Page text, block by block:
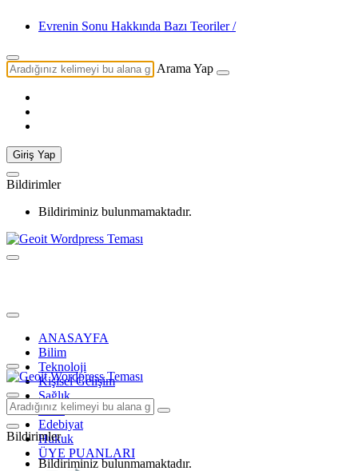
Evrenin Sonu Hakkında Bazı Teoriler / Büyük Çöküş
Arama Yap
Giriş Yap
Bildirimler
Bildiriminiz bulunmamaktadır.
ANASAYFA
Bilim
Teknoloji
Kişisel Gelişim
Sağlık
Tarih
Edebiyat
Hukuk
ÜYE PUANLARI
Bildirimler
Bildiriminiz bulunmamaktadır.